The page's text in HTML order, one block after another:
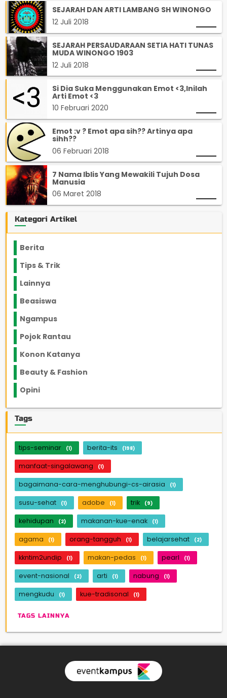
SEJARAH DAN ARTI LAMBANG SH WINONGO
12 Juli 2018
SEJARAH PERSAUDARAAN SETIA HATI TUNAS
MUDA WINONGO 1903
12 Juli 2018
Si Dia Suka Menggunakan Emot <3,Inilah
Arti Emot <3
10 Februari 2020
Emot :v ? Emot apa sih?? Artinya apa
sihh??
06 Februari 2018
7 Nama Iblis Yang Mewakili Tujuh Dosa
Manusia
06 Maret 2018
Kategori Artikel
Berita
Tips & Trik
Lainnya
Beasiswa
Ngampus
Pojok Rantau
Konon Katanya
Beauty & Fashion
Opini
Tags
tips-seminar (1) berita-its (198)
manfaat-singalawang (1)
bagaimana-cara-menghubungi-cs-airasia (1)
susu-sehat (1) adobe (1) trik (9)
kehidupan (2) makanan-kue-enak (1)
agama (1) orang-tangguh (1) belajarsehat (2)
kkntim2undip (1) makan-pedas (1) pearl (1)
event-nasional (2) arti (1) nabung (1)
mengkudu (1) kue-tradisonal (1)
TAGS LAINNYA